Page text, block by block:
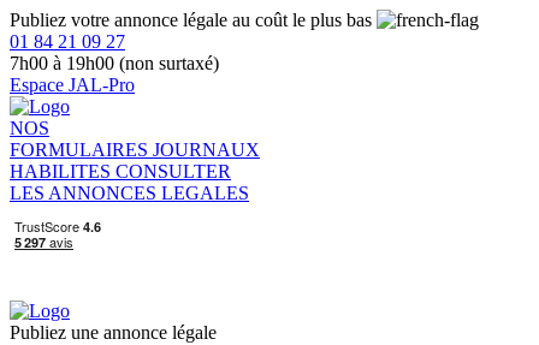
Publiez votre annonce légale au coût le plus bas
01 84 21 09 27
7h00 à 19h00 (non surtaxé)
Espace JAL-Pro
NOS
FORMULAIRES JOURNAUX
HABILITES CONSULTER
LES ANNONCES LEGALES
Publiez une annonce légale